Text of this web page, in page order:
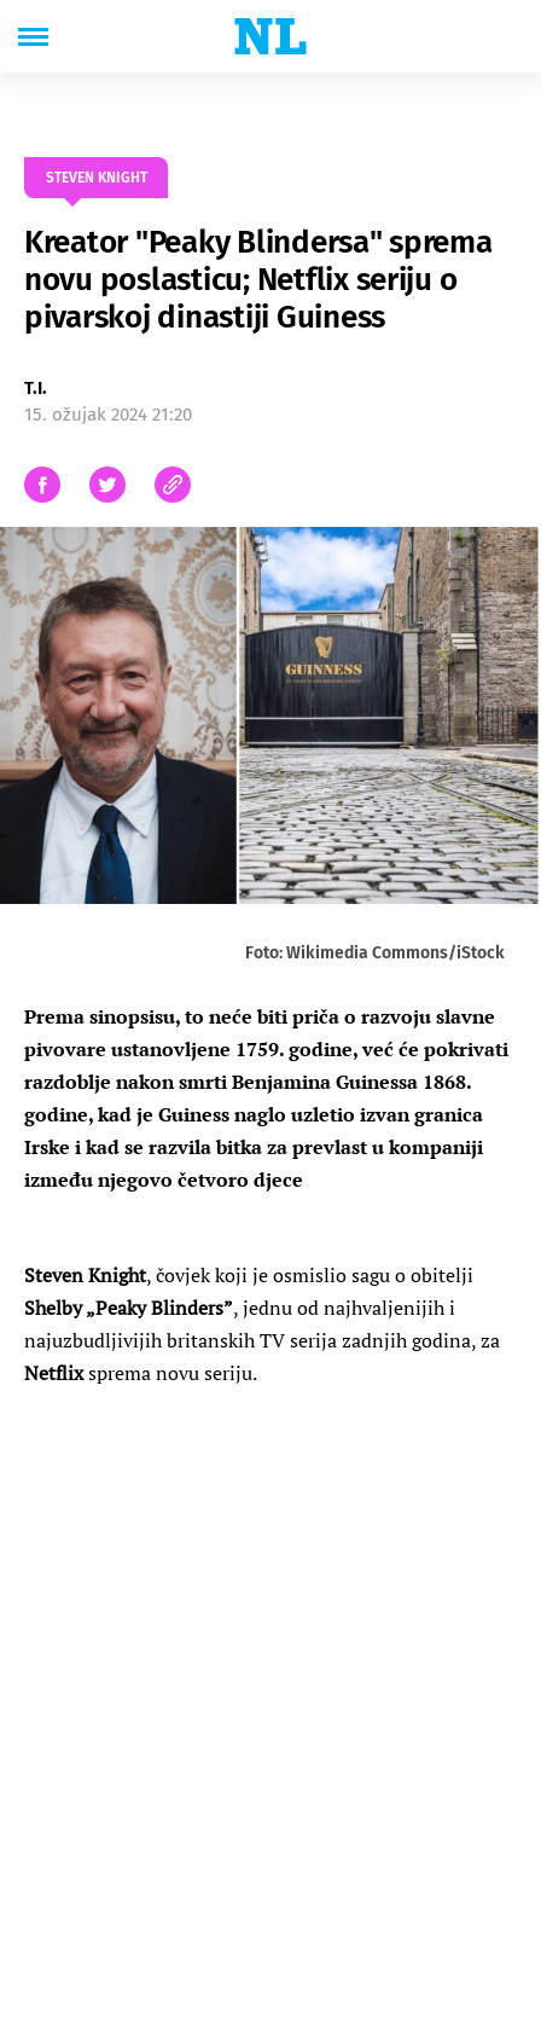
STEVEN KNIGHT
Kreator "Peaky Blindersa" sprema
novu poslasticu; Netflix seriju o
pivarskoj dinastiji Guiness
T.I.
15. ožujak 2024 21:20
Foto: Wikimedia Commons/iStock
Prema sinopsisu, to neće biti priča o razvoju slavne
pivovare ustanovljene 1759. godine, već će pokrivati
razdoblje nakon smrti Benjamina Guinessa 1868.
godine, kad je Guiness naglo uzletio izvan granica
Irske i kad se razvila bitka za prevlast u kompaniji
između njegovo četvoro djece
Steven Knight, čovjek koji je osmislio sagu o obitelji
Shelby „Peaky Blinders”, jednu od najhvaljenijih i
najuzbudljivijih britanskih TV serija zadnjih godina, za
Netflixsprema novu seriju.